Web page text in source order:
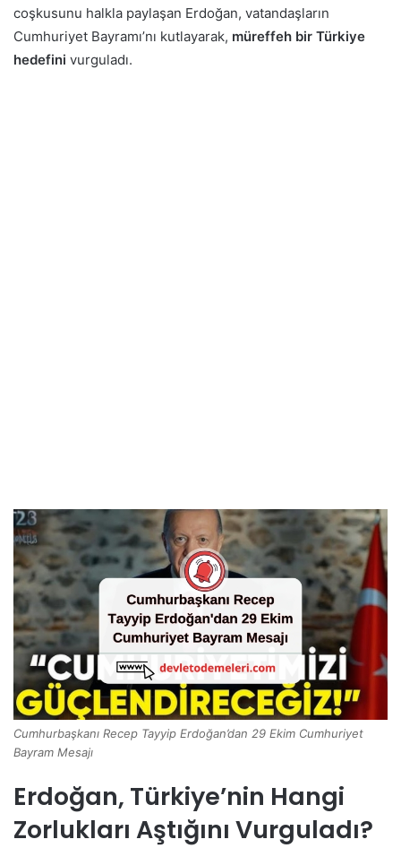
coşkusunu halkla paylaşan Erdoğan, vatandaşların
Cumhuriyet Bayramı’nı kutlayarak, müreffeh bir Türkiye
hedefini vurguladı.
Cumhurbaşkanı Recep Tayyip Erdoğan’dan 29 Ekim Cumhuriyet
Bayram Mesajı
Erdoğan, Türkiye’nin Hangi
Zorlukları Aştığını Vurguladı?